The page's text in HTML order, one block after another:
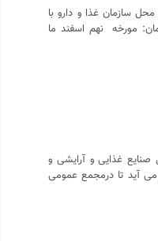
سازمان غذا و دارو با
مورخه نهم اسفند ما
غذایی و آرایشی و
آید تا درمجمع عمومی